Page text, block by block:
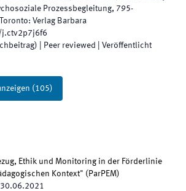
Prozessbegleitung, 795-
: Verlag Barbara
| Peer reviewed Veröffentlicht
(105)
Ethik und Monitoring in der Förderlinie
Kontext" ( ParPEM)
30.06.2021